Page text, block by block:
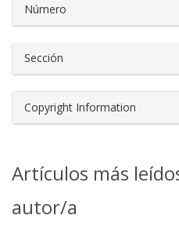
Número
Sección
Copyright Information
Artículos más
autor/a